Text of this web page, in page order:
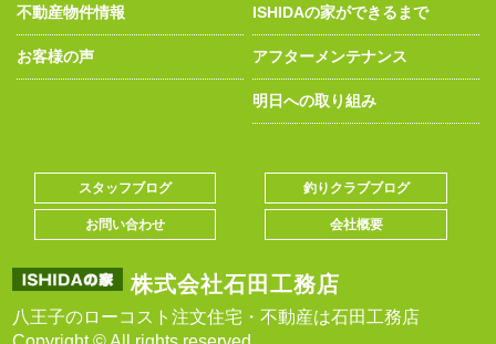
不動産物件情報
お客様の声
ISHIDAの家ができるまで
アフターメンテナンス
明日への取り組み
株式会社石田工務店
八王子のローコスト注文住宅・不動産は石田工務店
スタッフブログ 釣りクラブブログ
お問い合わせ 会社概要